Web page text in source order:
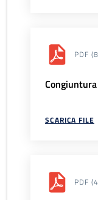
PDF
SCARICA FILE
PDF